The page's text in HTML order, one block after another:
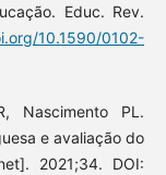
Educ. Rev.
10.1590/0102-
Nascimento PL.
e avaliação do
2021;34. DOI: